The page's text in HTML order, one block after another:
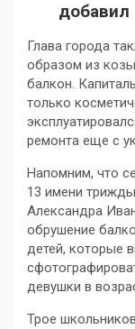
добавил
Глава города
образом из
балкон.
только
ремонта еще с
Напомним, что
13 имени
Александра
обрушение
детей, которые
девушки в
Трое